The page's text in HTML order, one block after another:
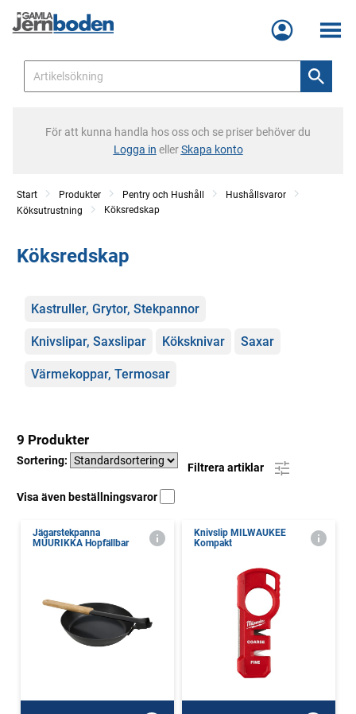
Meny
För att kunna handla hos oss och se priser behöver du
Logga in ellerSkapa konto
Start Produkter Pentry och Hushåll
Hushållsvaror
Köksutrustning
Köksredskap
Köksredskap
Kategorier
Kastruller, Grytor, Stekpannor
Knivslipar, Saxslipar Köksknivar Saxar
Värmekoppar, Termosar
9 Produkter
Sortering:
Filtrera artiklar
Visa även beställningsvaror
Jägarstekpanna
MUURIKKA Hopfällbar
Knivslip MILWAUKEE
Kompakt